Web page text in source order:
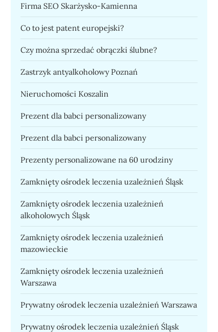
Firma SEO Skarżysko-Kamienna
Co to jest patent europejski?
Czy można sprzedać obrączki ślubne?
Zastrzyk antyalkoholowy Poznań
Nieruchomości Koszalin
Prezent dla babci personalizowany
Prezent dla babci personalizowany
Prezenty personalizowane na 60 urodziny
Zamknięty ośrodek leczenia uzależnień Śląsk
Zamknięty ośrodek leczenia uzależnień
alkoholowych Śląsk
Zamknięty ośrodek leczenia uzależnień
mazowieckie
Zamknięty ośrodek leczenia uzależnień
Warszawa
Prywatny ośrodek leczenia uzależnień Warszawa
Prywatny ośrodek leczenia uzależnień Śląsk